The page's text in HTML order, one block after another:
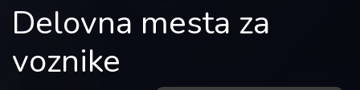
Delovna mesta za
voznike